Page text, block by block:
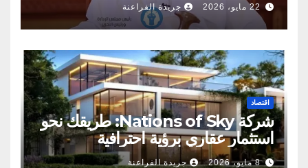
22 مايو، 2026 جريدة الفراعنة
اقتصاد
شركة Nations of Sky: طريقك نحو
استثمار عقاري برؤية احترافية
8 مايو، 2026 جريدة الفراعنة